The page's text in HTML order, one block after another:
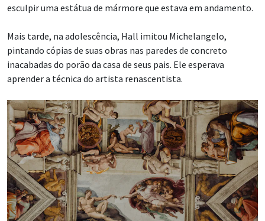
esculpir uma estátua de mármore que estava em andamento.
Mais tarde, na adolescência, Hall imitou Michelangelo,
pintando cópias de suas obras nas paredes de concreto
inacabadas do porão da casa de seus pais. Ele esperava
aprender a técnica do artista renascentista.